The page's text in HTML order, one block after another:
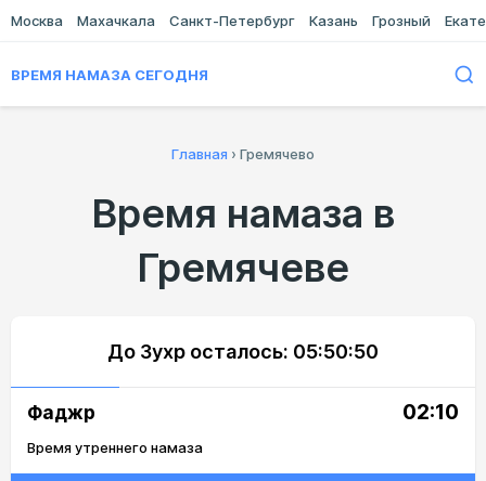
Москва Махачкала Санкт-Петербург Казань Грозный
ВРЕМЯ НАМАЗА СЕГОДНЯ
Главная › Гремячево
Время намаза в
Гремячеве
До Зухр осталось: 05:50:50
Фаджр 02:10
Время утреннего намаза